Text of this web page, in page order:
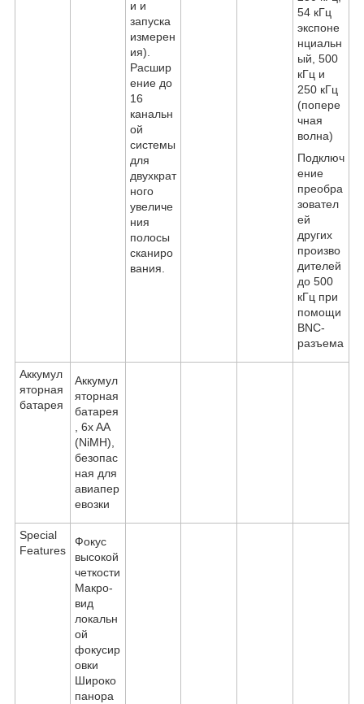
и и
запуска
измерен
ия).
Расшир
ение до
16
канальн
ой
системы
для
двухкрат
ного
увеличе
ния
полосы
сканиро
вания.
54 кГц
экспоне
нциальн
ый, 500
кГц и
250 кГц
(попере
чная
волна)
Подключ
ение
преобра
зовател
ей
других
произво
дителей
до 500
кГц при
помощи
BNC-
разъема
Аккумул
яторная
батарея
Аккумул
яторная
батарея
, 6x AA
(NiMH),
безопас
ная для
авиапер
евозки
Special
Features
Фокус
высокой
четкости
Макро-
вид
локальн
ой
фокусир
овки
Широко
панора